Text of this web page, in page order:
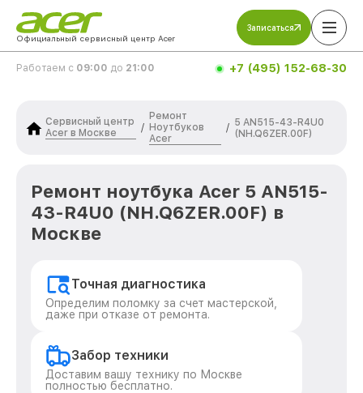
Официальный сервисный центр Acer
Записаться
Работаем с 09:00 до 21:00 +7 (495) 152-68-30
Сервисный центр
Acer в Москве
/
Ремонт
Ноутбуков
Acer
/ 5 AN515-43-R4U0
(NH.Q6ZER.00F)
Ремонт ноутбука Acer 5 AN515-
43-R4U0 (NH.Q6ZER.00F) в
Москве
Точная диагностика
Определим поломку за счет мастерской,
даже при отказе от ремонта.
Забор техники
Доставим вашу технику по Москве
полностью бесплатно.